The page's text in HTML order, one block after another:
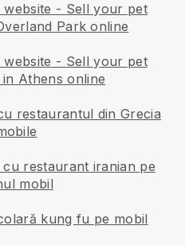
- Sell your pet
Park online
- Sell your pet
Athens online
restaurantul din Grecia
restaurant iranian pe
mobil
kung fu pe mobil